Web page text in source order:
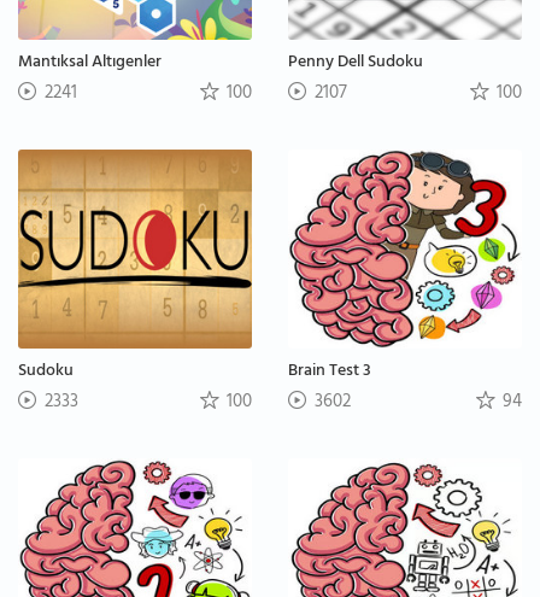
Mantıksal Altıgenler
2241 100
Penny Dell Sudoku
2107 100
Sudoku
2333 100
Brain Test 3
3602 94